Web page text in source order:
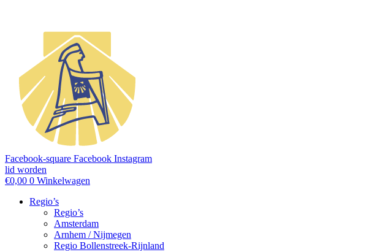
Facebook-square Facebook Instagram
lid worden
€0,00 0 Winkelwagen
Regio’s
Regio’s
Amsterdam
Arnhem / Nijmegen
Regio Bollenstreek-Rijnland